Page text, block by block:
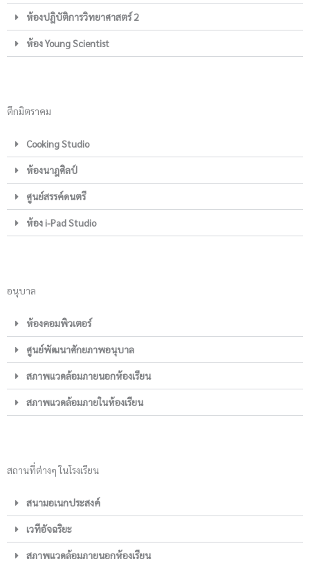
ห้องปฎิบัติการวิทยาศาสตร์ 2
ห้อง Young Scientist
ตึกมิตราคม
Cooking Studio
ห้องนาฎศิลป์
ศูนย์สรรค์ดนตรี
ห้อง i-Pad Studio
อนุบาล
ห้องคอมพิวเตอร์
ศูนย์พัฒนาศักยภาพอนุบาล
สภาพแวดล้อมภายนอกห้องเรียน
สภาพแวดล้อมภายในห้องเรียน
สถานที่ต่างๆ ในโรงเรียน
สนามอเนกประสงค์
เวทีอัจฉริยะ
สภาพแวดล้อมภายนอกห้องเรียน